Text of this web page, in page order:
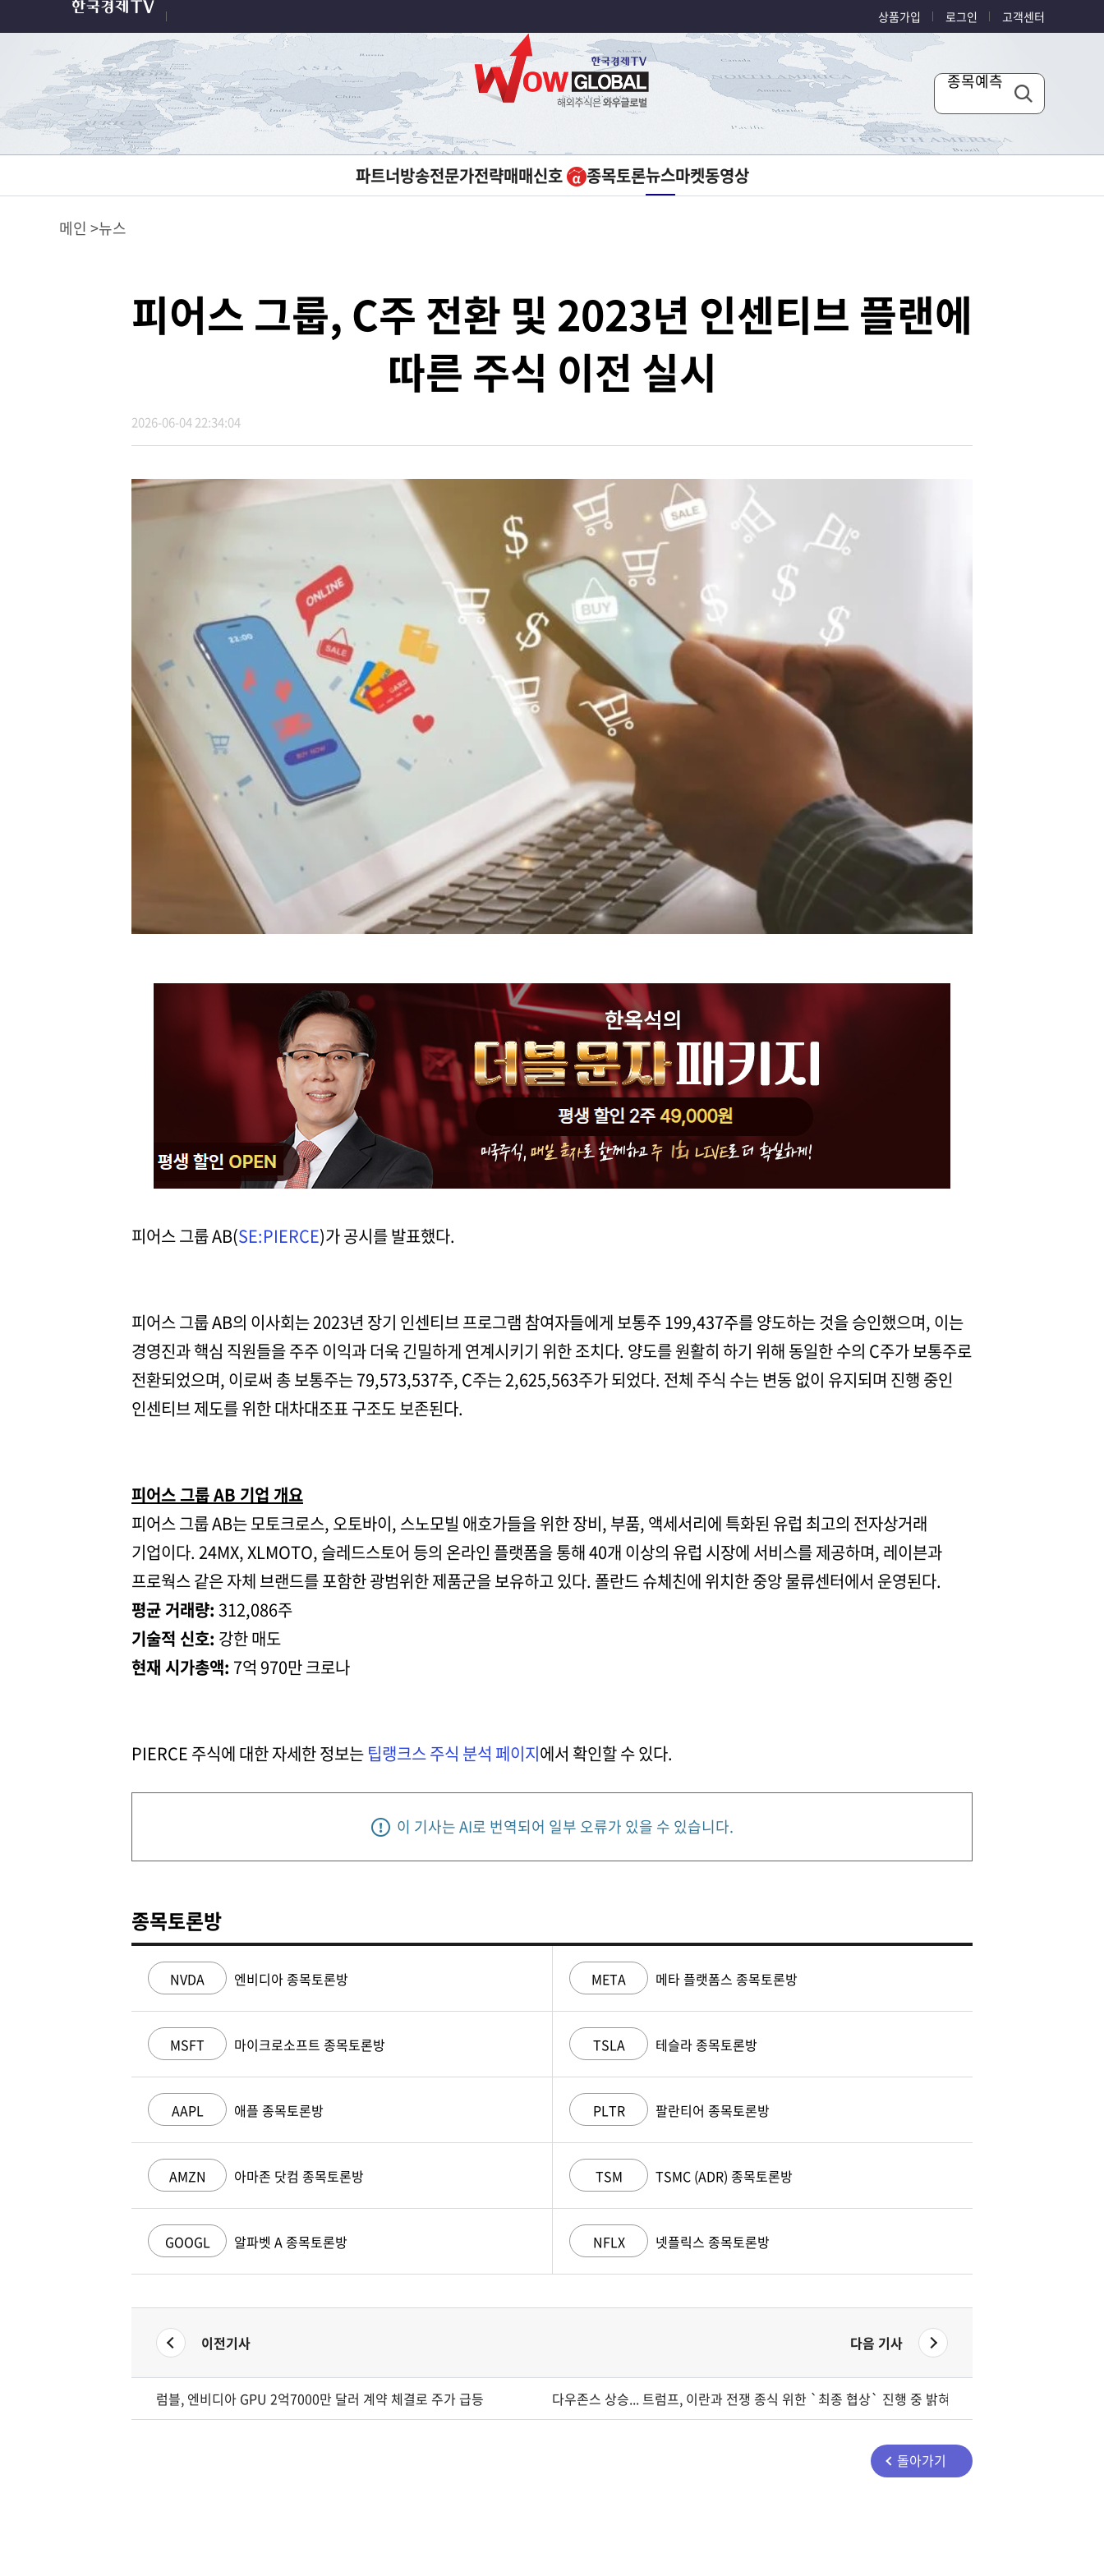
상품가입 로그인 고객센터
종목예측
파트너방송전문가전략매매신호 종목토론뉴스마켓동영상
메인 뉴스
피어스 그룹, C주 전환 및 2023년 인센티브 플랜에
따른 주식 이전 실시
2026-06-04 22:34:04
피어스 그룹 AB(SE:PIERCE)가 공시를 발표했다.
피어스 그룹 AB의 이사회는 2023년 장기 인센티브 프로그램 참여자들에게 보통주 199,437주를 양도하는 것을 승인했으며, 이는
경영진과 핵심 직원들을 주주 이익과 더욱 긴밀하게 연계시키기 위한 조치다. 양도를 원활히 하기 위해 동일한 수의 C주가 보통주로
전환되었으며, 이로써 총 보통주는 79,573,537주, C주는 2,625,563주가 되었다. 전체 주식 수는 변동 없이 유지되며 진행 중인
인센티브 제도를 위한 대차대조표 구조도 보존된다.
피어스 그룹 AB 기업 개요
피어스 그룹 AB는 모토크로스, 오토바이, 스노모빌 애호가들을 위한 장비, 부품, 액세서리에 특화된 유럽 최고의 전자상거래
기업이다. 24MX, XLMOTO, 슬레드스토어 등의 온라인 플랫폼을 통해 40개 이상의 유럽 시장에 서비스를 제공하며, 레이븐과
프로웍스 같은 자체 브랜드를 포함한 광범위한 제품군을 보유하고 있다. 폴란드 슈체친에 위치한 중앙 물류센터에서 운영된다.
평균 거래량: 312,086주
기술적 신호: 강한 매도
현재 시가총액: 7억 970만 크로나
PIERCE 주식에 대한 자세한 정보는 팁랭크스 주식 분석 페이지에서 확인할 수 있다.
이 기사는 AI로 번역되어 일부 오류가 있을 수 있습니다.
종목토론방
NVDA 엔비디아 종목토론방
MSFT 마이크로소프트 종목토론방
AAPL 애플 종목토론방
AMZN 아마존 닷컴 종목토론방
GOOGL 알파벳 A 종목토론방
META 메타 플랫폼스 종목토론방
TSLA 테슬라 종목토론방
PLTR 팔란티어 종목토론방
TSM TSMC (ADR) 종목토론방
NFLX 넷플릭스 종목토론방
이전기사 다음 기사
럼블, 엔비디아 GPU 2억7000만 달러 계약 체결로 주가 급등 다우존스 상승... 트럼프, 이란과 전쟁 종식 위한 `최종 협상` 진행 중 밝혀
돌아가기